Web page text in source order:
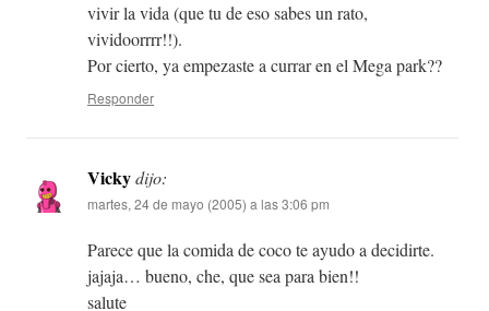
vivir la vida (que tu de eso sabes un rato,
vividoorrrr!!).
Por cierto, ya empezaste a currar en el Mega park??
Responder
Vickydijo:
martes, 24 de mayo (2005) a las 3:06 pm
Parece que la comida de coco te ayudo a decidirte.
jajaja… bueno, che, que sea para bien!!
salute